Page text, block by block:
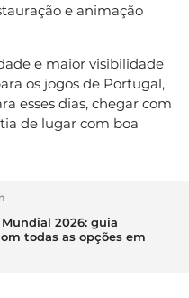
e animação
e maior visibilidade
os jogos de Portugal,
esses dias, chegar com
de lugar com boa
2026: guia
todas as opções em